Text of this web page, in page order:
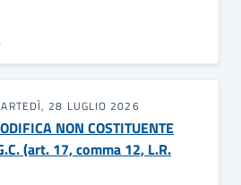
28 LUGLIO 2026
NON COSTITUENTE
(art. 17, comma 12, L.R.